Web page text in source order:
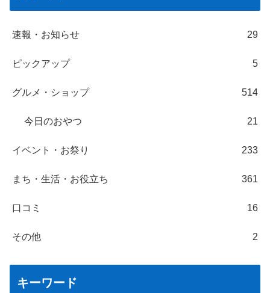
速報・お知らせ 29
ピックアップ 5
グルメ・ショップ 514
今日のおやつ 21
イベント・お祭り 233
まち・生活・お役立ち 361
口コミ 16
その他 2
キーワード